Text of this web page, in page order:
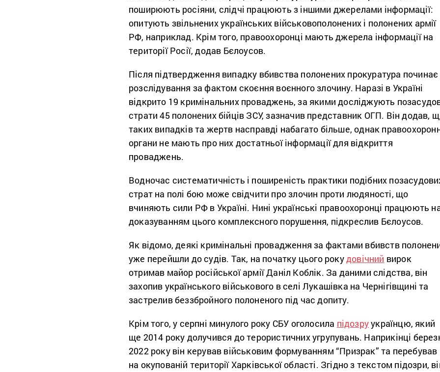
поширюють росіяни, слідчі працюють з іншими джерелами інформації:
опитують звільнених українських військовополонених і полонених армії
РФ, наприклад. Крім того, правоохоронці мають джерела інформації на
території Росії, додав Бєлоусов.
Після підтвердження випадку вбивства полонених прокуратура починає
розслідування за фактом скоєння воєнного злочину. Наразі в Україні
відкрито 19 кримінальних проваджень, за якими досліджують
страти 45 полонених бійців ЗСУ, зазначив представник ОГП. Він додав,
таких випадків та жертв насправді набагато більше, однак
органи не мають про них достатньої інформації для відкриття
проваджень.
Водночас систематичність і поширеність практики подібних
страт на полі бою може свідчити про злочин проти людяності, що
вчиняють сили РФ в Україні. Нині українські правоохоронці працюють
доказуванням цього комплексного порушення, підкреслив Бєлоусов.
Як відомо, деякі кримінальні провадження за фактами вбивств
уже перейшли до судів. Так, на початку цього рокудовічний вирок
отримав майор російської армії Даніл Коблік. За даними слідства, він
захопив українського військового в селі Лукашівка на Чернігівщині та
застрелив беззбройного полоненого під час допиту.
Крім того, у серпні минулого року СБУ оголосила підозруукраїнцю, який
ще 2014 року долучився до терористичних угрупувань. Наприкінці
2022 року він керував військовим формуванням “Призрак” та перебував
на окупованій території Харківської області. Згідно з текстом підозри,